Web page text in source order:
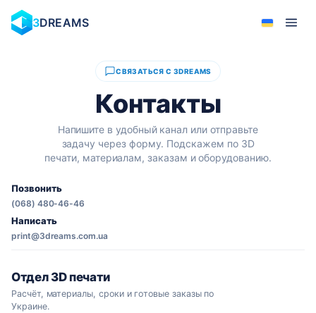
3DREAMS
СВЯЗАТЬСЯ С 3DREAMS
Контакты
Напишите в удобный канал или отправьте
задачу через форму. Подскажем по 3D
печати, материалам, заказам и оборудованию.
Позвонить
(068) 480-46-46
Написать
print@3dreams.com.ua
Отдел 3D печати
Расчёт, материалы, сроки и готовые заказы по
Украине.